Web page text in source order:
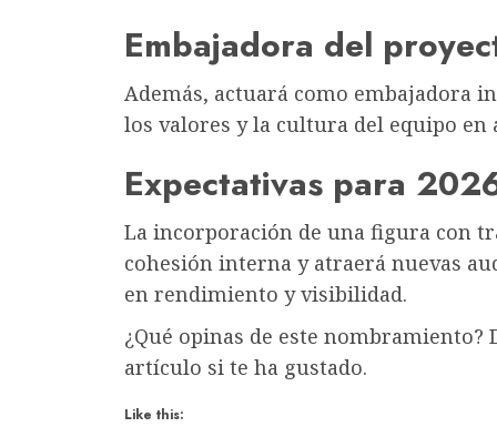
Embajadora del
Además, actuará como embajadora
los valores y la cultura del equipo en
Expectativas para
La incorporación de una figura con
cohesión interna y atraerá nuevas
en rendimiento y visibilidad.
¿Qué opinas de este
artículo si te ha gustado.
Like this: